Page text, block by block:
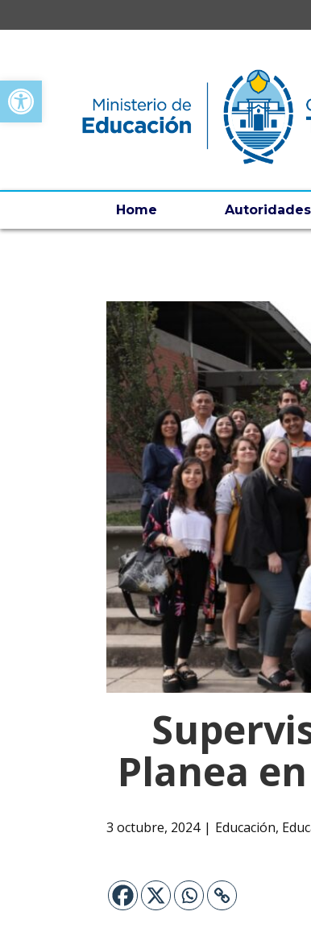
Open toolbar
Home Autoridades
Planea
3 octubre, 2024 Educación,